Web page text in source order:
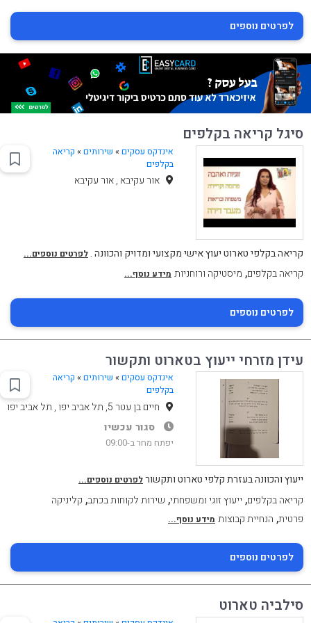
לפרטים נוספים
סיגל קריאה בקלפים
אינדקס עסקים » שירותים» קריאה
בקלפים
אור עקיבא , אור עקיבא
קריאה בקלפי טארוט יעוץ אישי מקצועי ומדויק והכוונה .לפרטים נוספים...
קריאה בקלפים, מיסטיקה ורוחניות מידע נוסף...
לפרטים נוספים
עידן מזרחי ייעוץ בטארוט ותקשור
אינדקס עסקים » שירותים» קריאה
בקלפים
חיים בן עטר 5, תל אביב יפו , תל אביב יפו
סגור עכשיו
יפתח מחר ב-09:00
ייעוץ והכוונה בעזרת קלפי טארוט ותקשורלפרטים נוספים...
קריאה בקלפים, ייעוץ זוגי ומשפחתי, שירות לקוחות בכתב, קליניקה
פרטית, הנחיית קבוצות מידע נוסף...
לפרטים נוספים
סילביה טארוט